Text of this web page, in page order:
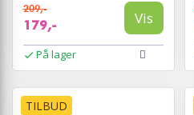
209,-
179,- Vis
På lager
TILBUD